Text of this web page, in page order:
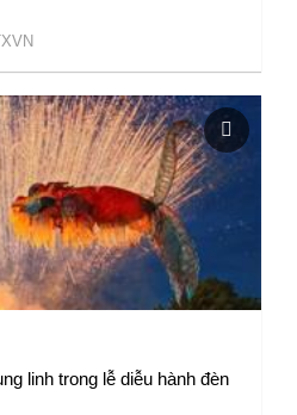
linh trong lễ diễu hành đèn